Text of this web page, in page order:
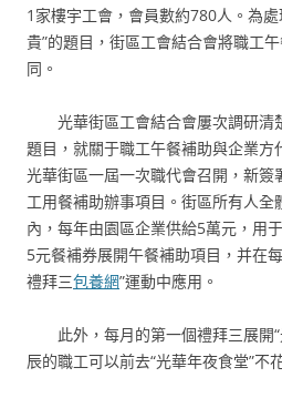
1家樓宇工會，會員數約780人。為
貴”的題目，街區工會結合會將職工
同。
光華街區工會結合會屢次調研清
題目，就關于職工午餐補助與企業方
光華街區一屆一次職代會召開，新簽
工用餐補助辦事項目。街區所有人全
內，每年由園區企業供給5萬元，用
5元餐補券展開午餐補助項目，并在
禮拜三包養網”運動中應用。
此外，每月的第一個禮拜三展開
辰的職工可以前去“光華年夜食堂”不